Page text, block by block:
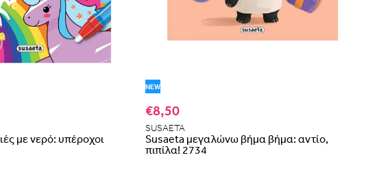
με νερό: υπέροχοι
NEW
€8,50
SUSAETA
Susaeta μεγαλώνω βήμα βήμα: αντίο,
πιπίλα! 2734